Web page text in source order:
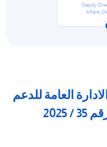
Deputy
Affairs,
العامة للدعم